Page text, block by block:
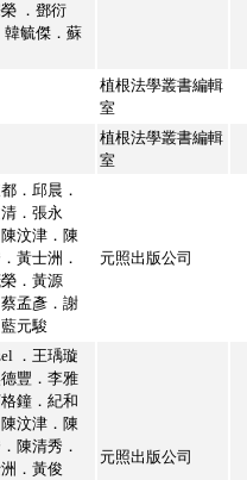
．鄧衍
韓毓傑．蘇
植根法學叢書編輯
室
植根法學叢書編輯
室
．邱晨．
．張永
汶津．陳
黃士洲．
．黃源
孟彥．謝
元駿
元照出版公司
．王瑀璇
豐．李雅
鐘．紀和
汶津．陳
陳清秀．
．黃俊
元照出版公司